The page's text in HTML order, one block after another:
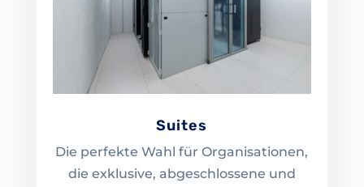
Suites
Die perfekte Wahl für Organisationen,
die exklusive, abgeschlossene und